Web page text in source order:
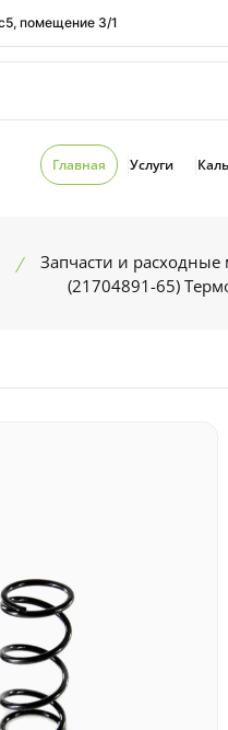
помещение 3/1
Главная Услуги
Запчасти и расходные
(21704891-65)